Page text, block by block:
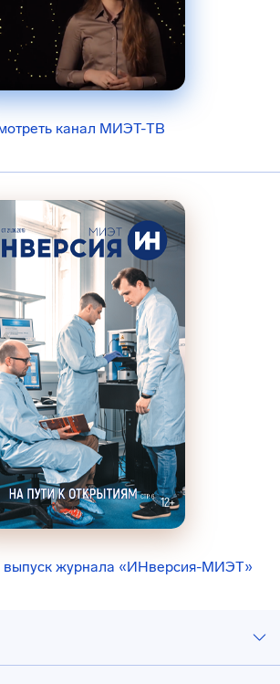
канал МИЭТ-ТВ
выпуск журнала «ИНверсия-МИЭТ»